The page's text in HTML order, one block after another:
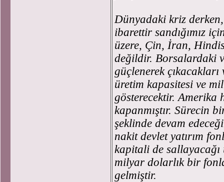
Dünyadaki kriz
ibarettir sandığımız
üzere, Çin, İran,
değildir. Borsalardaki
güçlenerek
üretim kapasitesi ve
gösterecektir. Amerika
kapanmıştır. Sürecin
şeklinde devam
nakit devlet yatırım
kapitali de
milyar dolarlık bir
gelmiştir.